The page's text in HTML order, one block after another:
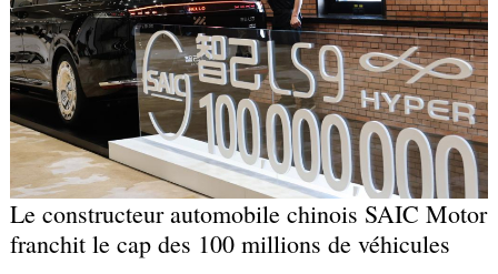
Le constructeur automobile chinois SAIC Motor
franchit le cap des 100 millions de véhicules